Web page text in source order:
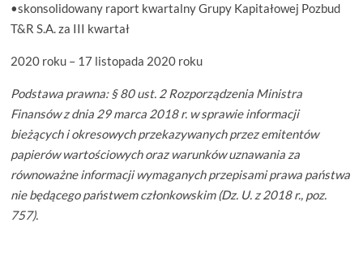
•skonsolidowany raport kwartalny Grupy Kapitałowej Pozbud
T&R S.A. za III kwartał
2020 roku – 17 listopada 2020 roku
Podstawa prawna: § 80 ust. 2 Rozporządzenia Ministra
Finansów z dnia 29 marca 2018 r. w sprawie informacji
bieżących i okresowych przekazywanych przez emitentów
papierów wartościowych oraz warunków uznawania za
równoważne informacji wymaganych przepisami prawa państwa
nie będącego państwem członkowskim (Dz. U. z 2018 r., poz.
757).